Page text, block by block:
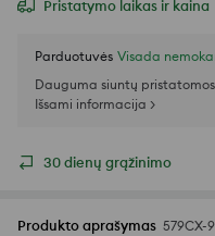
Pristatymo laikas ir kaina
Parduotuvės Visada
Dauguma siuntų
Išsami informacija >
30 dienų grąžinimo
Produkto aprašymas 579CX-